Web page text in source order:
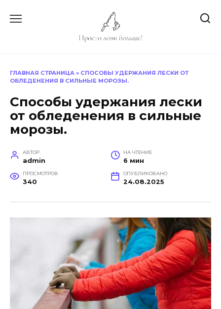
ГЛАВНАЯ СТРАНИЦА » СПОСОБЫ УДЕРЖАНИЯ ЛЕСКИ ОТ
ОБЛЕДЕНЕНИЯ В СИЛЬНЫЕ МОРОЗЫ.
Способы удержания лески
от обледенения в сильные
морозы.
АВТОР
admin
НА ЧТЕНИЕ
6 мин
ПРОСМОТРОВ
340
ОПУБЛИКОВАНО
24.08.2025